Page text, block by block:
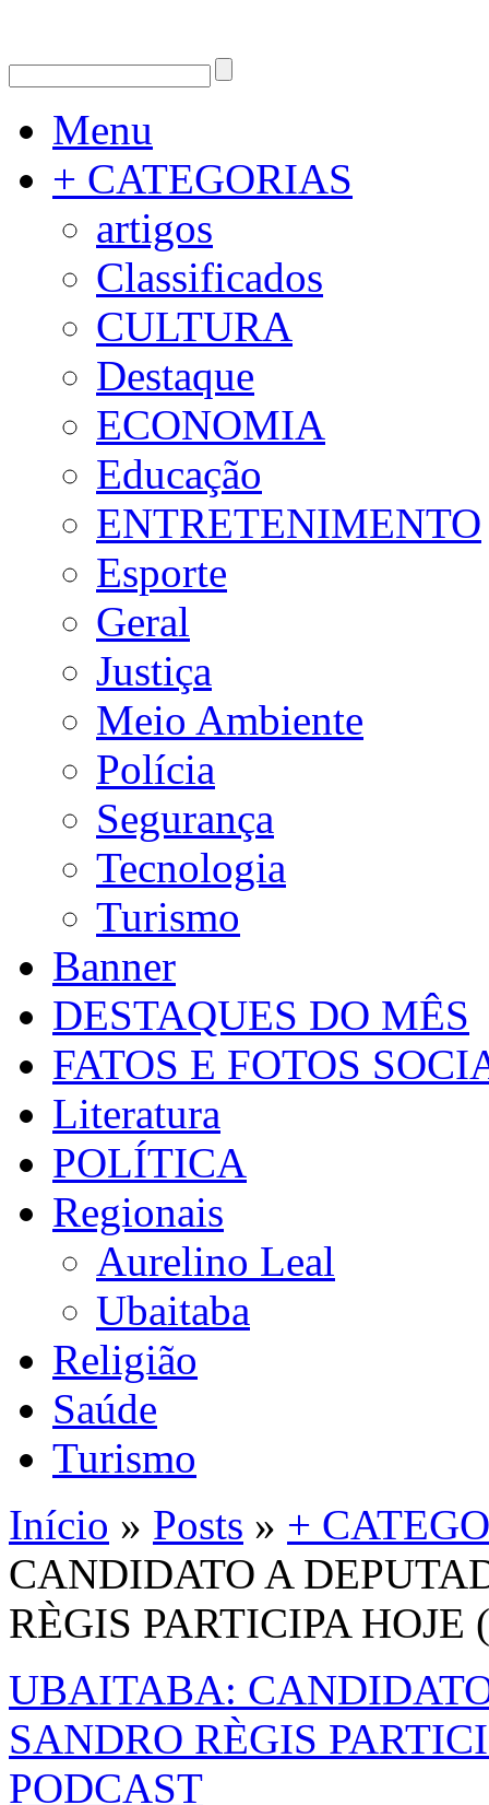
Menu
+ CATEGORIAS
artigos
Classificados
CULTURA
Destaque
ECONOMIA
Educação
ENTRETENIMENTO
Esporte
Geral
Justiça
Meio Ambiente
Polícia
Segurança
Tecnologia
Turismo
Banner
DESTAQUES DO MÊS
FATOS E FOTOS
Literatura
POLÍTICA
Regionais
Aurelino Leal
Ubaitaba
Religião
Saúde
Turismo
Início » Posts » +
CANDIDATO A
RÈGIS PARTICIPA
UBAITABA:
SANDRO RÈGIS
PODCAST